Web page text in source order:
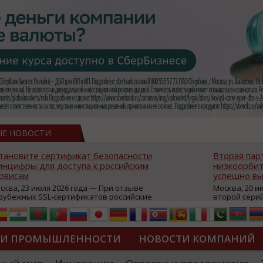
НОВОСТИ
сертификат безопасности
для доступа к российским
23 июля 2026 года — При отзыве
SSL-сертификатов российские
могут некорректно открываться в
браузерах (Google Chrome,
Edge и др.), а соединение с сервисами
ресурсы уже сообщили о
недоступности и ошибках при
из-за отзывов сертификатов
Вторая
успешно
Москва, 20
второй
аппаратов,
масштабной
интернет с
из
«Экономика
ПРОМЫШЛЕННОСТИ НОВОСТИ КОМПАНИЙ